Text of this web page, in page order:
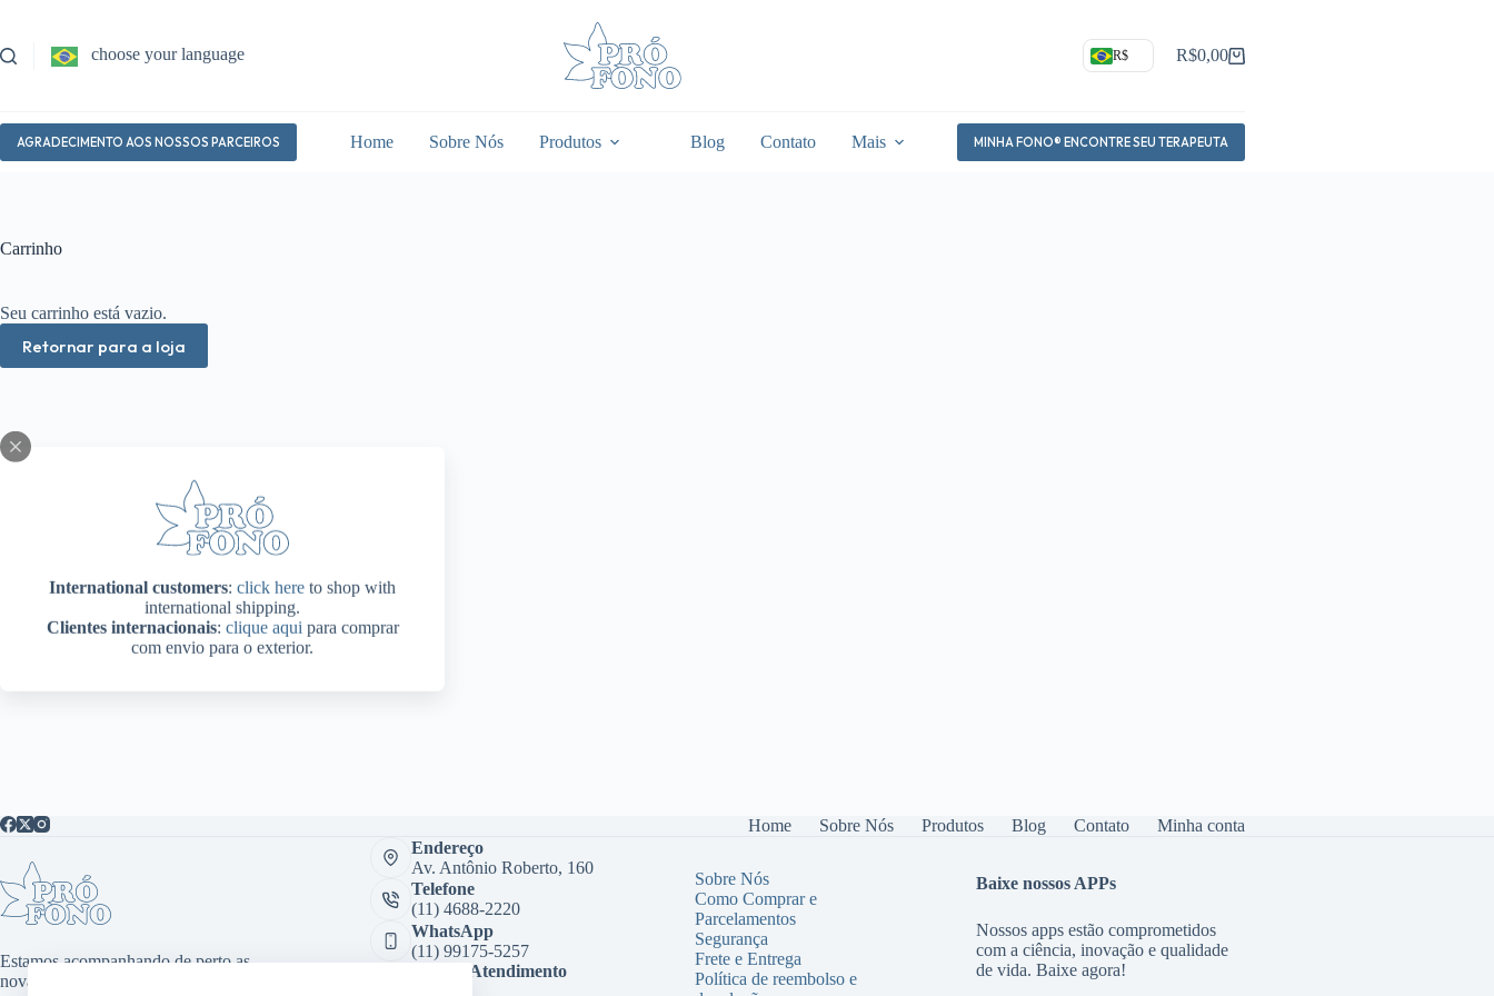
o
conteúdo
International customers: click here to shop with
international shipping.
Clientes internacionais: clique aqui para comprar
com envio para o exterior.
choose your language R$ Carrinho
R$0,00
AGRADECIMENTO AOS NOSSOS PARCEIROS Home Sobre Nós Produtos Blog Contato Mais MINHA FONO® ENCONTRE SEU TERAPEUTA
Carrinho
Seu carrinho está vazio.
Retornar para a loja
Home Sobre Nós Produtos Blog Contato Minha conta
Estamos acompanhando de perto as
novas tecnologias, desenvolvendo
Endereço
Av. Antônio Roberto, 160
Telefone
(11) 4688-2220
WhatsApp
(11) 99175-5257
Sala de Atendimento
Sobre Nós
Como Comprar e
Parcelamentos
Segurança
Frete e Entrega
Política de reembolso e
Baixe nossos APPs
Nossos apps estão comprometidos
com a ciência, inovação e qualidade
de vida. Baixe agora!